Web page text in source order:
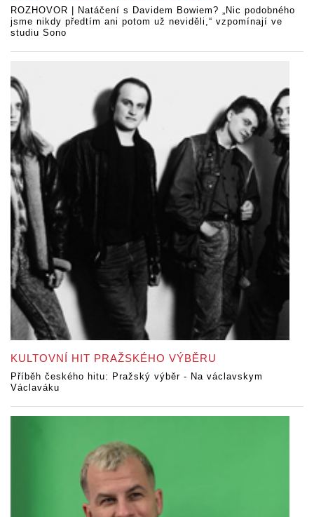
ROZHOVOR | Natáčení s Davidem Bowiem? „Nic podobného
jsme nikdy předtím ani potom už neviděli,“ vzpomínají ve
studiu Sono
KULTOVNÍ HIT PRAŽSKÉHO VÝBĚRU
Příběh českého hitu: Pražský výběr - Na václavskym
Václaváku